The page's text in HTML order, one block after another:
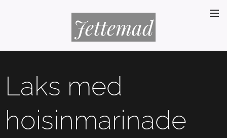
Jettemad
Laks med
hoisinmarinade